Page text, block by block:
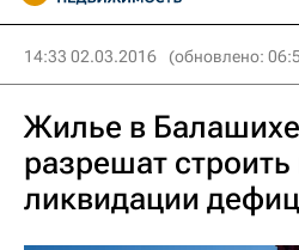
14:33 02.03.2016 (обновлено:
Жилье в
разрешат строить
ликвидации